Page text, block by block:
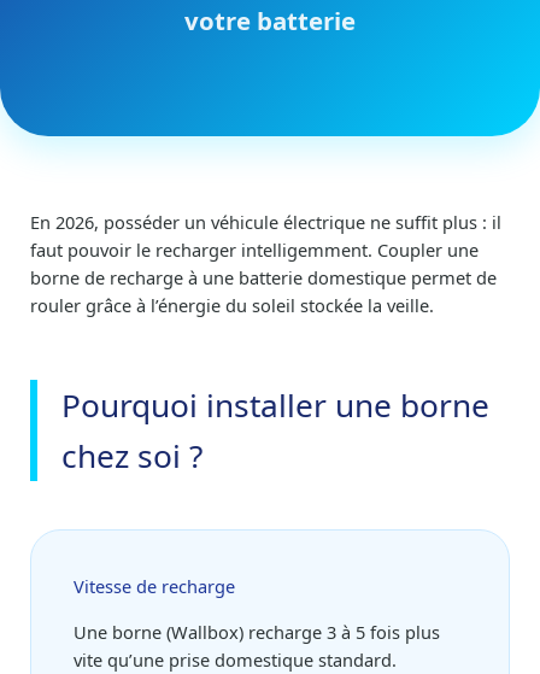
votre batterie
En 2026, posséder un véhicule électrique ne suffit plus : il
faut pouvoir le recharger intelligemment. Coupler une
borne de recharge à une batterie domestique permet de
rouler grâce à l’énergie du soleil stockée la veille.
Pourquoi installer une borne
chez soi ?
Vitesse de recharge
Une borne (Wallbox) recharge 3 à 5 fois plus
vite qu’une prise domestique standard.